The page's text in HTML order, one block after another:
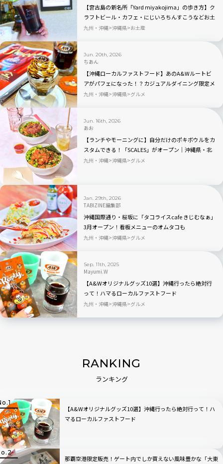
【宮古島の新名所「Yard miyakojima」の歩き方】ク
ラフトビール・カフェ・にじいろちんすこうなどお土
産探しも
九州・沖縄 沖縄県 お土産
Jun. 20th, 2026
ちあん
【沖縄ローカルファストフード】あのA&Wルートビ
アがパフェになった！？カジュアルダイニング限定メ
ニューを食べてみた！
九州・沖縄 沖縄県 グルメ
Jun. 16th, 2026
あお
【ランチやモーニングに】自分だけのポキボウルをカ
スタムできる！「SCALES」がオープン｜沖縄県・北
谷町
九州・沖縄 沖縄県 グルメ
Jan. 29th, 2026
TABIZINE編集部
沖縄国際通り・桜坂に「タコライスcafe きじむなぁ」
3月オープン！看板メニューのオムタコも
九州・沖縄 沖縄県 グルメ
Sep. 11th, 2025
Mayumi.W
【A&Wオリジナルグッズ10選】沖縄行ったら絶対行
って！ハマるローカルファストフード
九州・沖縄 沖縄県 グルメ
RANKING
ランキング
【A&Wオリジナルグッズ10選】沖縄行ったら絶対行って！ハ
マるローカルファストフード
那覇空港限定販売！ゲート内でしか買えない風味豊かな「大東